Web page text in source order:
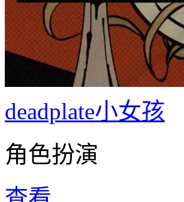
deadplate小女孩
角色扮演